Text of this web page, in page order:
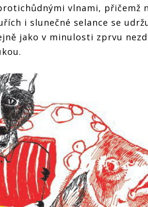
vlnami, přičemž
i slunečné selance se
jako v minulosti zprvu